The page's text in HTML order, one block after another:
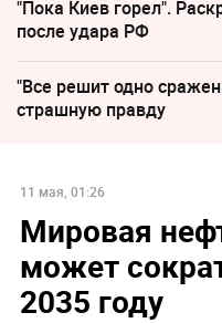
"Пока Киев горел".
после удара РФ
"Все решит одно
страшную правду
11 мая, 01:26
Мировая
может
2035 году